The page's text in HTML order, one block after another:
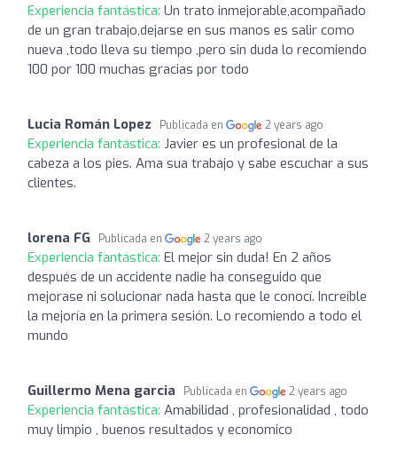
Experiencia fantástica: Un trato inmejorable,acompañado
de un gran trabajo,dejarse en sus manos es salir como
nueva ,todo lleva su tiempo ,pero sin duda lo recomiendo
100 por 100 muchas gracias por todo
Lucia Román Lopez Publicada en 2 years ago
Experiencia fantástica: Javier es un profesional de la
cabeza a los pies. Ama sua trabajo y sabe escuchar a sus
clientes.
lorena FG Publicada en 2 years ago
Experiencia fantástica: El mejor sin duda! En 2 años
después de un accidente nadie ha conseguido que
mejorase ni solucionar nada hasta que le conocí. Increíble
la mejoría en la primera sesión. Lo recomiendo a todo el
mundo
Guillermo Mena garcia Publicada en 2 years ago
Experiencia fantástica: Amabilidad , profesionalidad , todo
muy limpio , buenos resultados y economico